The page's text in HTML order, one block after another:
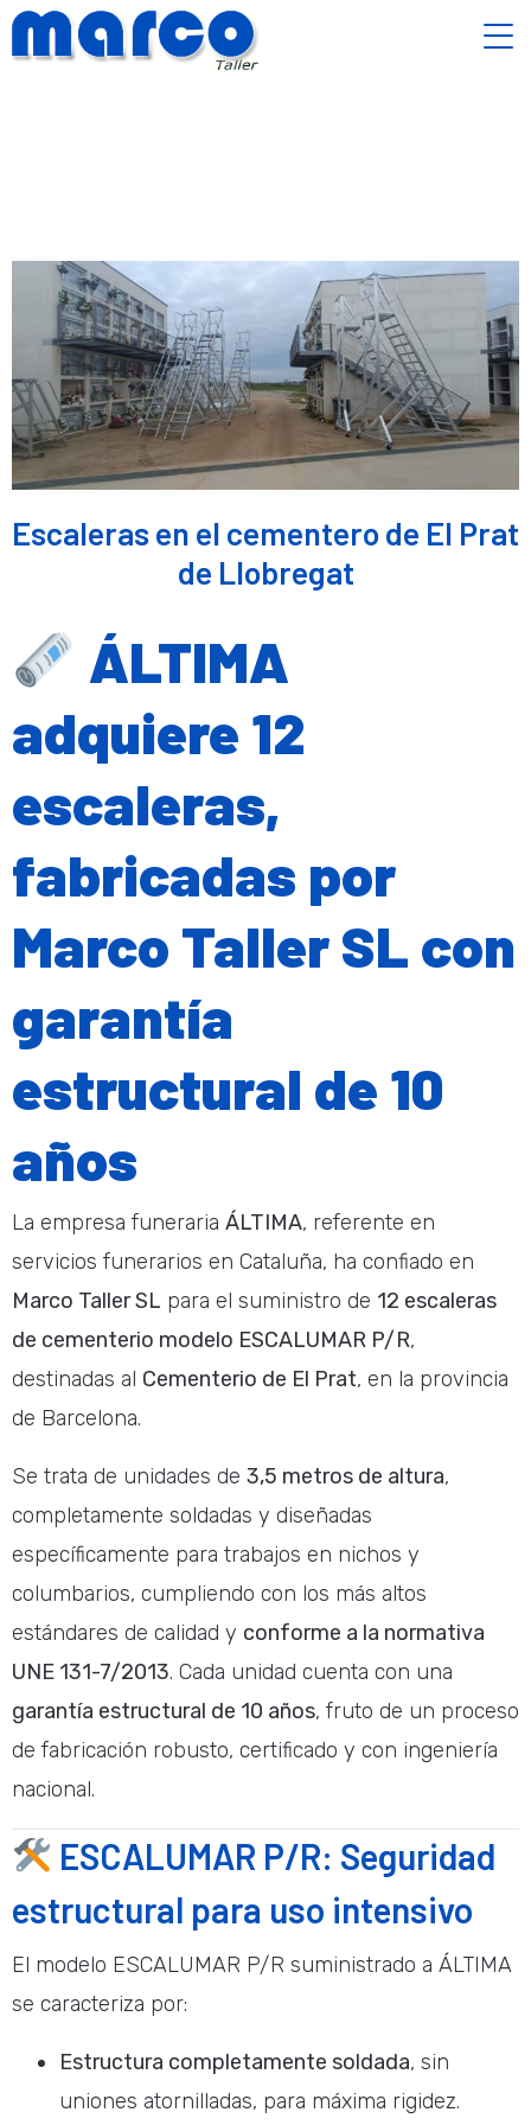
Escaleras en el cementero de El Prat
de Llobregat
ÁLTIMA
adquiere 12
escaleras,
fabricadas por
Marco Taller SL con
garantía
estructural de 10
años
La empresa funeraria ÁLTIMA, referente en
servicios funerarios en Cataluña, ha confiado en
Marco Taller SL para el suministro de 12 escaleras
de cementerio modelo ESCALUMAR P/R,
destinadas al Cementerio de El Prat, en la provincia
de Barcelona.
Se trata de unidades de 3,5 metros de altura,
completamente soldadas y diseñadas
específicamente para trabajos en nichos y
columbarios, cumpliendo con los más altos
estándares de calidad y conforme a la normativa
UNE 131-7/2013. Cada unidad cuenta con una
garantía estructural de 10 años, fruto de un proceso
de fabricación robusto, certificado y con ingeniería
nacional.
ESCALUMAR P/R: Seguridad
estructural para uso intensivo
El modelo ESCALUMAR P/R suministrado a ÁLTIMA
se caracteriza por:
Estructura completamente soldada, sin
uniones atornilladas, para máxima rigidez.